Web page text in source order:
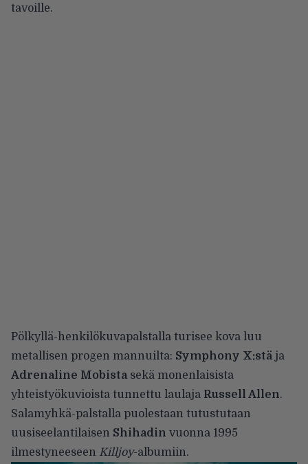
tavoille.
Pölkyllä-henkilökuvapalstalla turisee kova luu
metallisen progen mannuilta: Symphony X:stä ja
Adrenaline Mobistasekä monenlaisista
yhteistyökuvioista tunnettu laulaja Russell Allen.
Salamyhkä-palstalla puolestaan tutustutaan
uusiseelantilaisen Shihadin vuonna 1995
ilmestyneeseen Killjoy-albumiin.